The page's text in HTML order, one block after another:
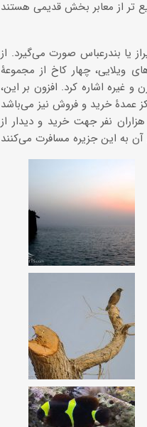
یا بندرعباس صورت می‌گیرد. از
ویلایی، چهار کاخ از مجموعۀ
اشاره کرد. افزون بر این،
نفر جهت خرید و دیدار از